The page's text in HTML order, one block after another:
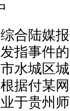
综合陆媒
发指事件
市水城区
根据付某
业于贵州